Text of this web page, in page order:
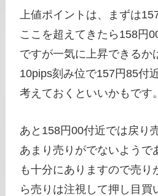
上値ポイントは、まずは
ここを超えてきたら158円
ですが一気に上昇できるか
10pips刻み位で157円85付
考えておくといいかもです。
あと158円00付近では戻り
あまり売りがでないようで
も十分にありますので売り
ら売りは注視して押し目買